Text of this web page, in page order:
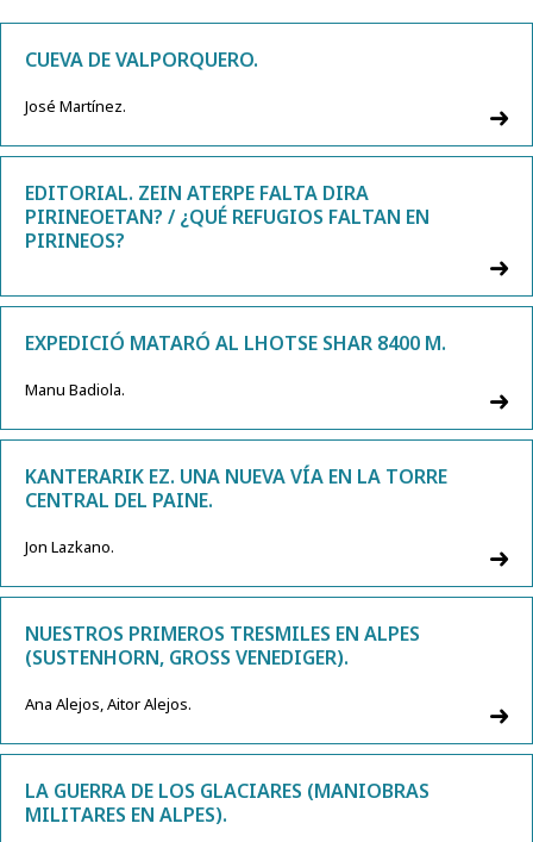
CUEVA DE VALPORQUERO.
José Martínez.
EDITORIAL. ZEIN ATERPE FALTA DIRA
PIRINEOETAN? / ¿QUÉ REFUGIOS FALTAN EN
PIRINEOS?
EXPEDICIÓ MATARÓ AL LHOTSE SHAR 8400 M.
Manu Badiola.
KANTERARIK EZ. UNA NUEVA VÍA EN LA TORRE
CENTRAL DEL PAINE.
Jon Lazkano.
NUESTROS PRIMEROS TRESMILES EN ALPES
(SUSTENHORN, GROSS VENEDIGER).
Ana Alejos, Aitor Alejos.
LA GUERRA DE LOS GLACIARES (MANIOBRAS
MILITARES EN ALPES).